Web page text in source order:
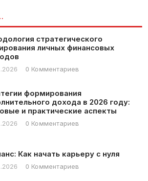
стратегического
личных финансовых
0 Комментариев
формирования
дохода в 2026 году:
и практические аспекты
0 Комментариев
Как начать карьеру с нуля
0 Комментариев